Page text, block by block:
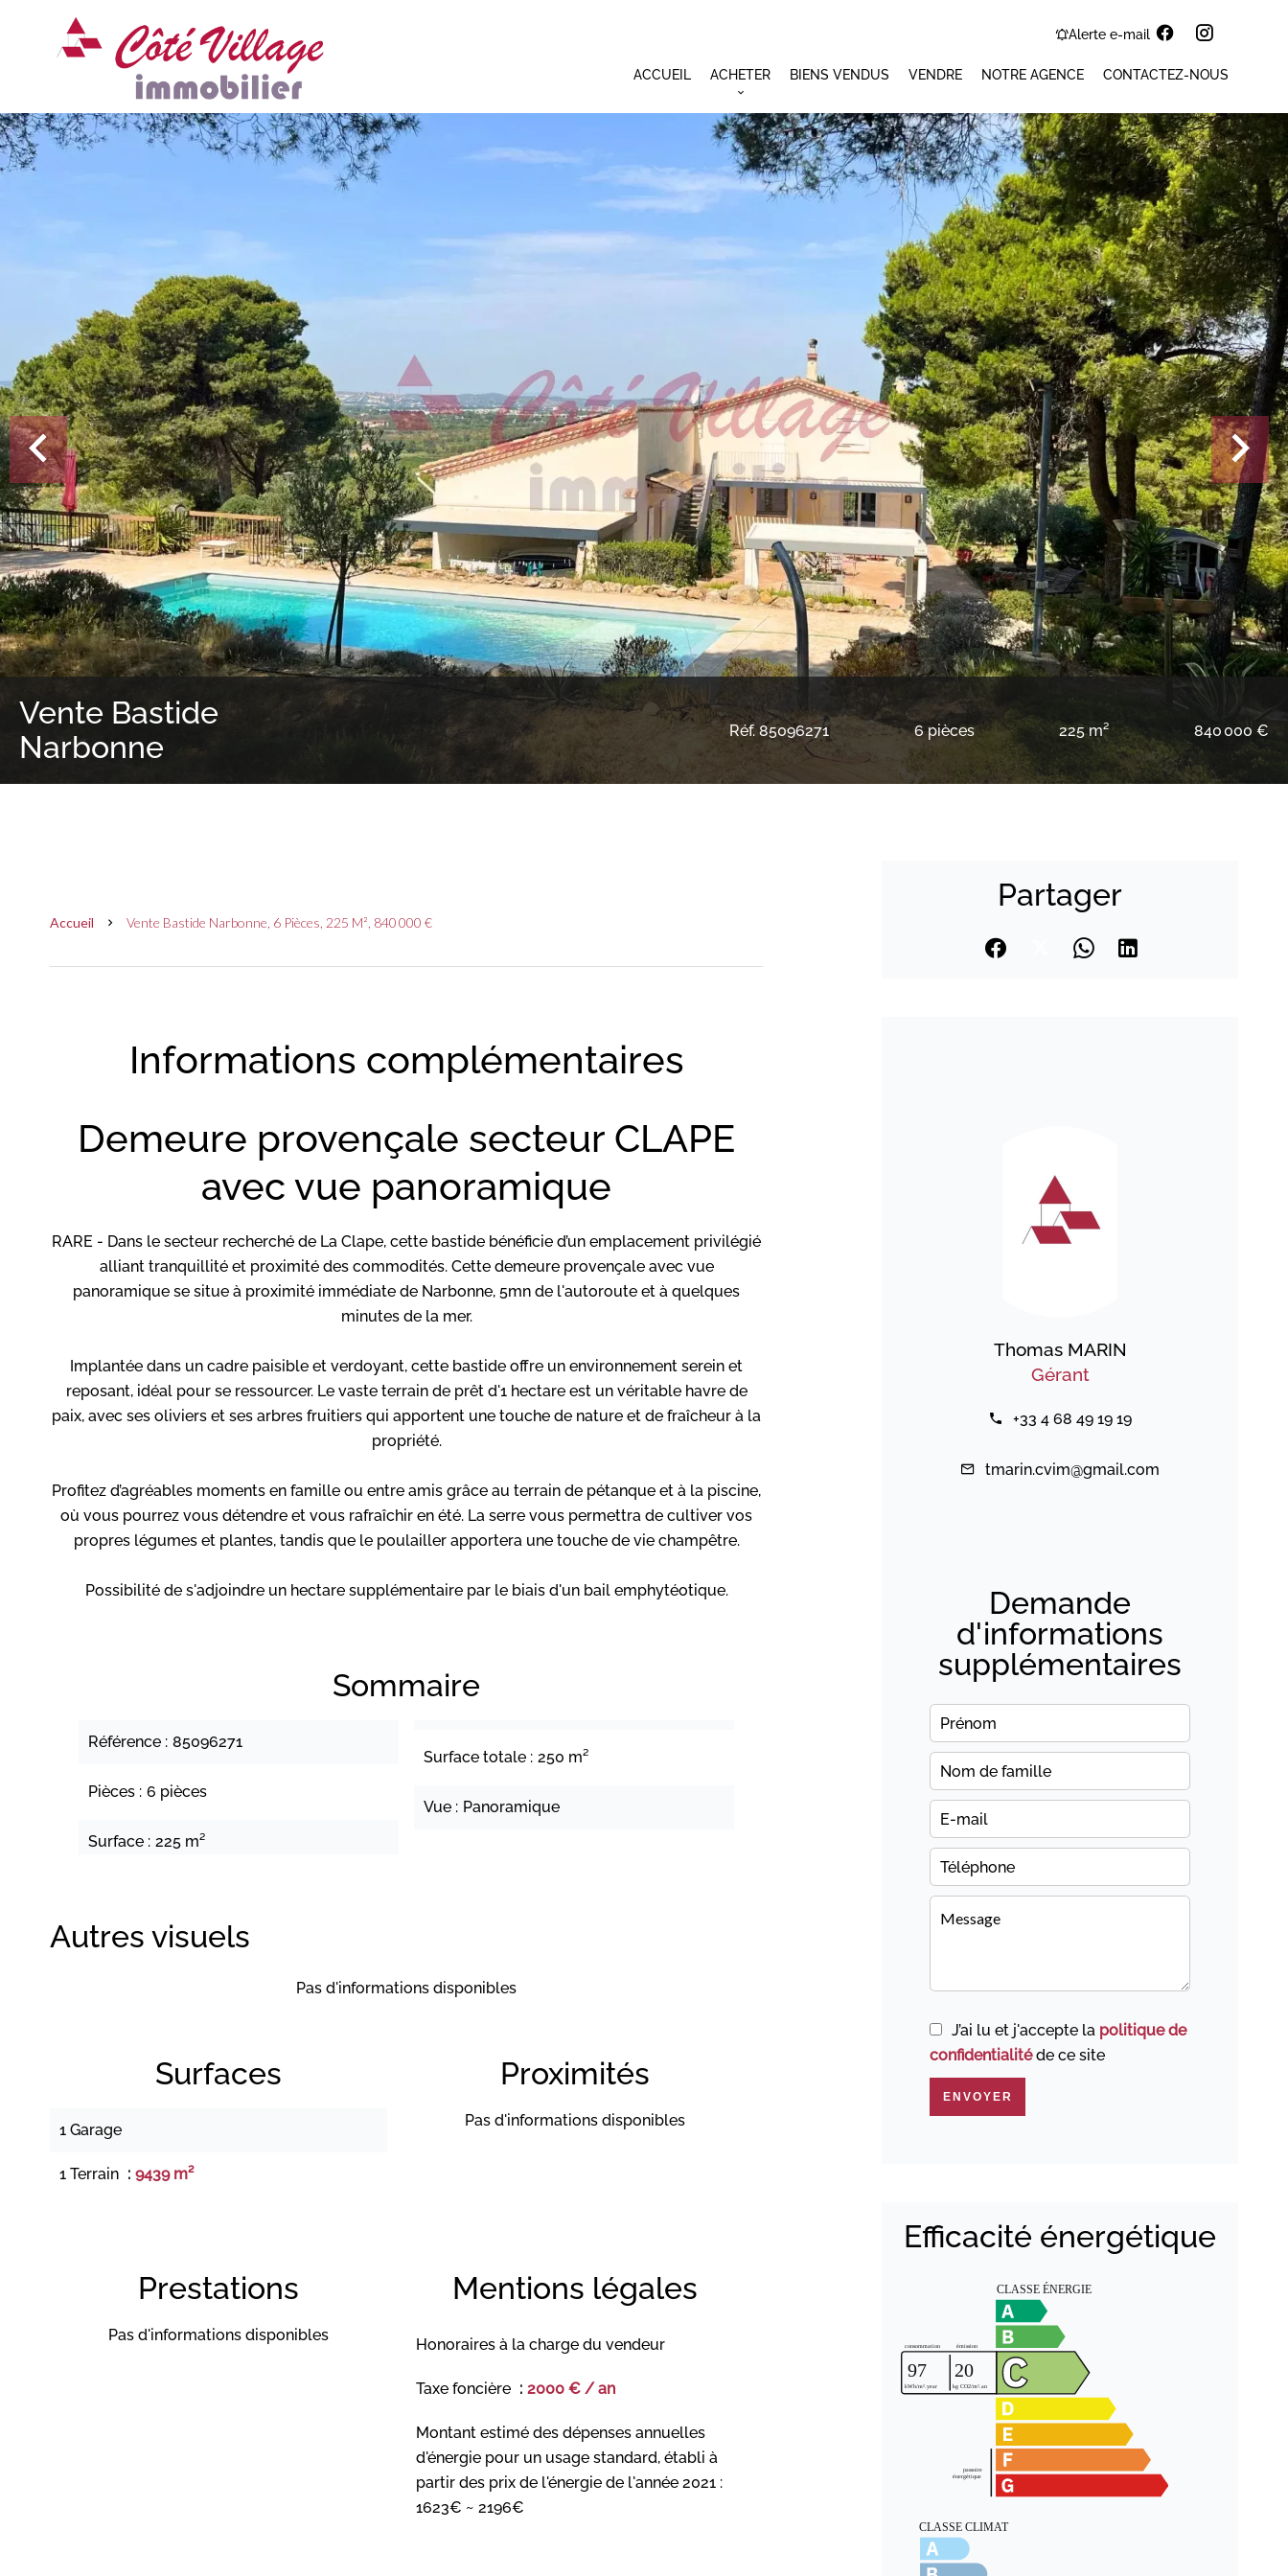
Alerte e-mail
ACCUEIL ACHETER BIENS VENDUS VENDRE NOTRE AGENCE CONTACTEZ-NOUS
Vente Bastide
Narbonne
Réf. 85096271 6 pièces 225 m² 840 000 €
Accueil Vente Bastide Narbonne, 6 Pièces, 225 M², 840 000 €
Informations complémentaires
Demeure provençale secteur CLAPE
avec vue panoramique
RARE - Dans le secteur recherché de La Clape, cette bastide bénéficie d’un emplacement privilégié
alliant tranquillité et proximité des commodités. Cette demeure provençale avec vue
panoramique se situe à proximité immédiate de Narbonne, 5mn de l'autoroute et à quelques
minutes de la mer.
Implantée dans un cadre paisible et verdoyant, cette bastide offre un environnement serein et
reposant, idéal pour se ressourcer. Le vaste terrain de prêt d'1 hectare est un véritable havre de
paix, avec ses oliviers et ses arbres fruitiers qui apportent une touche de nature et de fraîcheur à la
propriété.
Profitez d’agréables moments en famille ou entre amis grâce au terrain de pétanque et à la piscine,
où vous pourrez vous détendre et vous rafraîchir en été. La serre vous permettra de cultiver vos
propres légumes et plantes, tandis que le poulailler apportera une touche de vie champêtre.
Possibilité de s'adjoindre un hectare supplémentaire par le biais d'un bail emphytéotique.
Sommaire
Référence 85096271
Pièces 6 pièces
Surface 225 m²
Surface totale 250 m²
Vue Panoramique
Autres visuels
Pas d'informations disponibles
Surfaces
1 Garage
1 Terrain 9439 m²
Proximités
Pas d'informations disponibles
Prestations
Pas d'informations disponibles
Mentions légales
Honoraires à la charge du vendeur
Taxe foncière 2000 € / an
Montant estimé des dépenses annuelles
d'énergie pour un usage standard, établi à
partir des prix de l'énergie de l'année 2021 :
1623€ ~ 2196€
Partager
Thomas MARIN
Gérant
+33 4 68 49 19 19
tmarin.cvim@gmail.com
Demande
d'informations
supplémentaires
J’ai lu et j'accepte la politique de
confidentialitéde ce site
ENVOYER
Efficacité énergétique